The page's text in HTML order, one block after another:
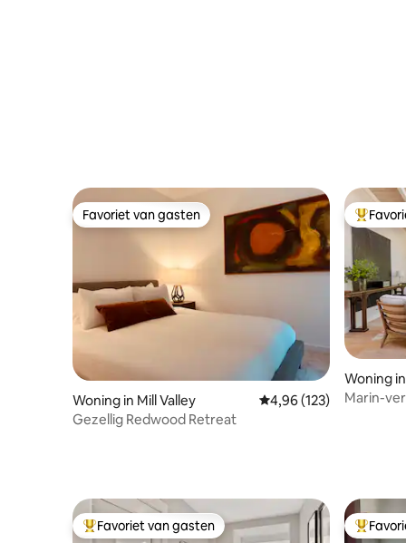
Favoriet van gasten
Favoriet van gasten
Woning in Mill Valley Gemiddelde
4,96 (123)
Gezellig Redwood Retreat
Woning
Marin-
Topfavoriet van gasten
Favoriet van gasten